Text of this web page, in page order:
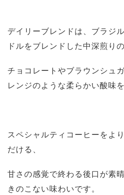
デイリーブレンドは、ブラジ
ドルをブレンドした中深煎り
チョコレートやブラウンシュ
レンジのような柔らかい酸味
スペシャルティコーヒーをよ
だける、
甘さの感覚で終わる後口が素
きのこない味わいです。